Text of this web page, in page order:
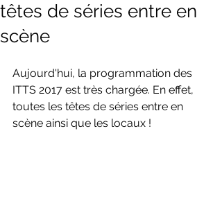
têtes de séries entre en
scène
Aujourd'hui, la programmation des
ITTS 2017 est très chargée. En effet,
toutes les têtes de séries entre en
scène ainsi que les locaux !